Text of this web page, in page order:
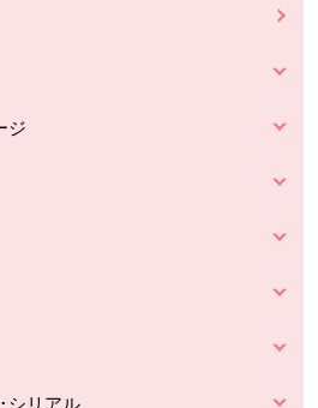
ジ
シリアル